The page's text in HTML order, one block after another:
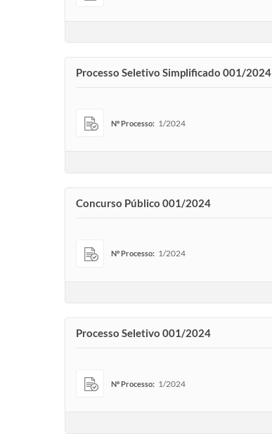
Processo Seletivo Simplificado 001/2024
Nº Processo: 1/2024
Concurso Público 001/2024
Nº Processo: 1/2024
Processo Seletivo 001/2024
Nº Processo: 1/2024